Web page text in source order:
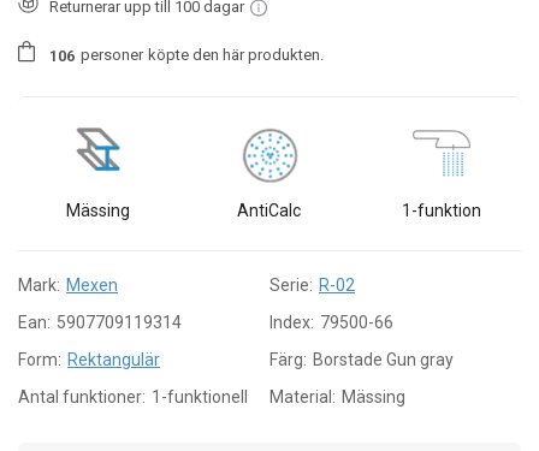
Returnerar upp till 100 dagar
1 06 personer köpte den här produkten.
Mässing AntiCalc 1-funktion
Mark: Mexen Serie: R-02
Ean: 5907709119314 Index: 79500-66
Form: Rektangulär Färg: Borstade Gun gray
Antal funktioner: 1-funktionell Material: Mässing